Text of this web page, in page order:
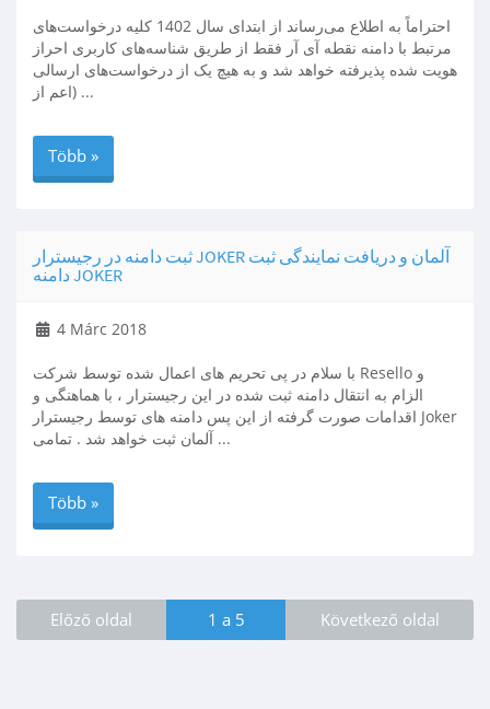
احتراماً به اطلاع می‌رساند از ابتدای سال 1402 کلیه درخواست‌های
مرتبط با دامنه نقطه آی آر فقط از طریق شناسه‌های کاربری احراز
هویت شده پذیرفته خواهد شد و به هیچ یک از درخواست‌های ارسالی
(اعم از ...
Több »
ثبت دامنه در رجیسترار JOKER آلمان و دریافت نمایندگی ثبت
دامنه JOKER
4 Márc 2018
با سلام در پی تحریم های اعمال شده توسط شرکت Resello و
الزام به انتقال دامنه ثبت شده در این رجیسترار ، با هماهنگی و
اقدامات صورت گرفته از این پس دامنه های توسط رجیسترار Joker
آلمان ثبت خواهد شد . تمامی ...
Több »
Előző oldal 1 a 5 Következő oldal